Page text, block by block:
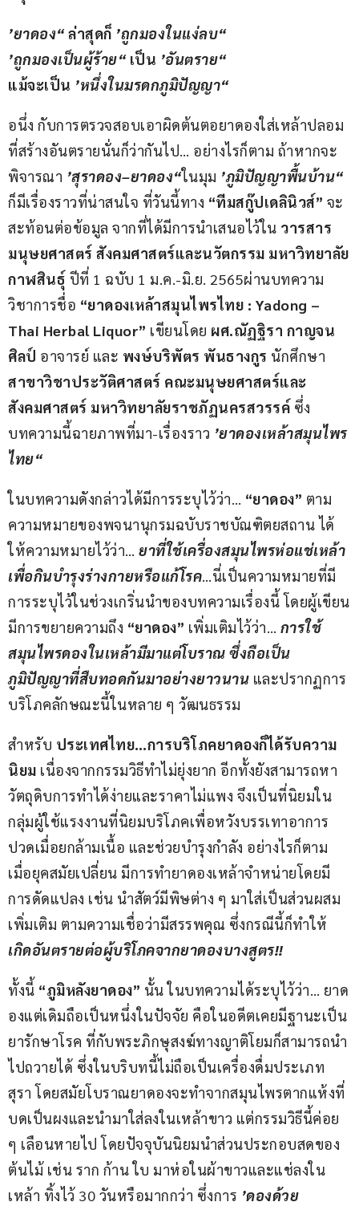
’ยาดอง“ ล่าสุดก็ ’ถูกมองในแง่ลบ“
’ถูกมองเป็นผู้ร้าย“ เป็น ’อันตราย“
แม้จะเป็น ’หนึ่งในมรดกภูมิปัญญา“
อนึ่ง กับการตรวจสอบเอาผิดต้นตอยาดองใส่เหล้าปลอม
ที่สร้างอันตรายนั่นก็ว่ากันไป… อย่างไรก็ตาม ถ้าหากจะ
พิจารณา ’สุราดอง–ยาดอง“ในมุม ’ภูมิปัญญาพื้นบ้าน“
ก็มีเรื่องราวที่น่าสนใจ ที่วันนี้ทาง “ทีมสกู๊ปเดลินิวส์” จะ
สะท้อนต่อข้อมูล จากที่ได้มีการนำเสนอไว้ใน วารสาร
มนุษยศาสตร์ สังคมศาสตร์และนวัตกรรม มหาวิทยาลัย
กาฬสินธุ์ ปีที่ 1 ฉบับ 1 ม.ค.-มิ.ย. 2565ผ่านบทความ
วิชาการชื่อ “ยาดองเหล้าสมุนไพรไทย : Yadong –
Thai Herbal Liquor” เขียนโดย ผศ.ณัฏฐิรา กาญจน
ศิลป์ อาจารย์ และ พงษ์บริพัตร พันธางกูร นักศึกษา
สาขาวิชาประวัติศาสตร์ คณะมนุษยศาสตร์และ
สังคมศาสตร์ มหาวิทยาลัยราชภัฏนครสวรรค์ ซึ่ง
บทความนี้ฉายภาพที่มา-เรื่องราว ’ยาดองเหล้าสมุนไพร
ไทย“
ในบทความดังกล่าวได้มีการระบุไว้ว่า… “ยาดอง” ตาม
ความหมายของพจนานุกรมฉบับราชบัณฑิตยสถาน ได้
ให้ความหมายไว้ว่า… ยาที่ใช้เครื่องสมุนไพรห่อแช่เหล้า
เพื่อกินบำรุงร่างกายหรือแก้โรค…นี่เป็นความหมายที่มี
การระบุไว้ในช่วงเกริ่นนำของบทความเรื่องนี้ โดยผู้เขียน
มีการขยายความถึง “ยาดอง” เพิ่มเติมไว้ว่า… การใช้
สมุนไพรดองในเหล้ามีมาแต่โบราณ ซึ่งถือเป็น
ภูมิปัญญาที่สืบทอดกันมาอย่างยาวนาน และปรากฏการ
บริโภคลักษณะนี้ในหลาย ๆ วัฒนธรรม
สำหรับ ประเทศไทย…การบริโภคยาดองก็ได้รับความ
นิยม เนื่องจากกรรมวิธีทำไม่ยุ่งยาก อีกทั้งยังสามารถหา
วัตถุดิบการทำได้ง่ายและราคาไม่แพง จึงเป็นที่นิยมใน
กลุ่มผู้ใช้แรงงานที่นิยมบริโภคเพื่อหวังบรรเทาอาการ
ปวดเมื่อยกล้ามเนื้อ และช่วยบำรุงกำลัง อย่างไรก็ตาม
เมื่อยุคสมัยเปลี่ยน มีการทำยาดองเหล้าจำหน่ายโดยมี
การดัดแปลง เช่น นำสัตว์มีพิษต่าง ๆ มาใส่เป็นส่วนผสม
เพิ่มเติม ตามความเชื่อว่ามีสรรพคุณ ซึ่งกรณีนี้ก็ทำให้
เกิดอันตรายต่อผู้บริโภคจากยาดองบางสูตร!!
ทั้งนี้ “ภูมิหลังยาดอง” นั้น ในบทความได้ระบุไว้ว่า… ยาด
องแต่เดิมถือเป็นหนึ่งในปัจจัย คือในอดีตเคยมีฐานะเป็น
ยารักษาโรค ที่กับพระภิกษุสงฆ์ทางญาติโยมก็สามารถนำ
ไปถวายได้ ซึ่งในบริบทนี้ไม่ถือเป็นเครื่องดื่มประเภท
สุรา โดยสมัยโบราณยาดองจะทำจากสมุนไพรตากแห้งที่
บดเป็นผงและนำมาใส่ลงในเหล้าขาว แต่กรรมวิธีนี้ค่อย
ๆ เลือนหายไป โดยปัจจุบันนิยมนำส่วนประกอบสดของ
ต้นไม้ เช่น ราก ก้าน ใบ มาห่อในผ้าขาวและแช่ลงใน
เหล้า ทิ้งไว้ 30 วันหรือมากกว่า ซึ่งการ ’ดองด้วย